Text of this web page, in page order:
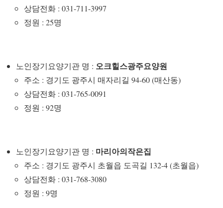
상담전화 : 031-711-3997
정원 : 25명
노인장기요양기관 명 : 오크힐스광주요양원
주소 : 경기도 광주시 매자리길 94-60 (매산동)
상담전화 : 031-765-0091
정원 : 92명
노인장기요양기관 명 : 마리아의작은집
주소 : 경기도 광주시 초월읍 도곡길 132-4 (초월읍)
상담전화 : 031-768-3080
정원 : 9명